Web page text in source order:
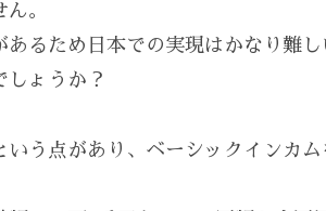
。
あるため日本での実現はかなり難
しょうか？
いう点があり、ベーシックインカ